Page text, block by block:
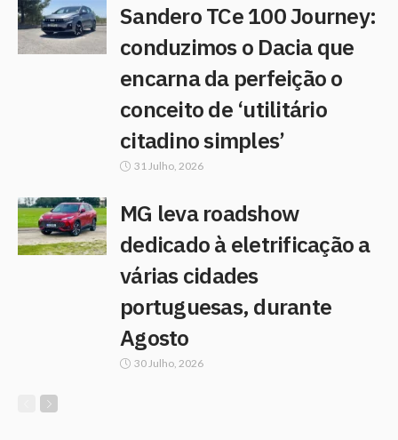
Sandero TCe 100 Journey:
conduzimos o Dacia que
encarna da perfeição o
conceito de ‘utilitário
citadino simples’
31 Julho, 2026
MG leva roadshow
dedicado à eletrificação a
várias cidades
portuguesas, durante
Agosto
30 Julho, 2026